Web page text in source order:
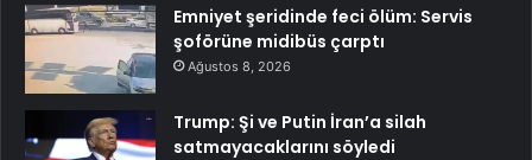
Emniyet şeridinde feci ölüm: Servis
şoförüne midibüs çarptı
Ağustos 8, 2026
Trump: Şi ve Putin İran’a silah
satmayacaklarını söyledi